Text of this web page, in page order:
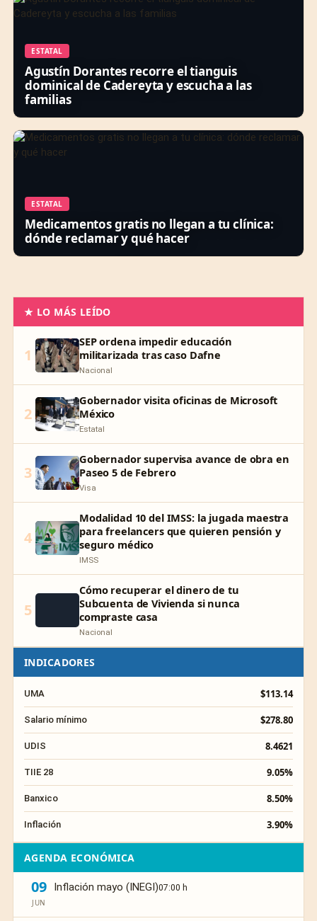
ESTATAL
Agustín Dorantes recorre el tianguis
dominical de Cadereyta y escucha a las
familias
ESTATAL
Medicamentos gratis no llegan a tu clínica:
dónde reclamar y qué hacer
★ LO MÁS LEÍDO
1
SEP ordena impedir educación
militarizada tras caso Dafne
Nacional
2
Gobernador visita oficinas de Microsoft
México
Estatal
3
Gobernador supervisa avance de obra en
Paseo 5 de Febrero
Visa
4
Modalidad 10 del IMSS: la jugada maestra
para freelancers que quieren pensión y
seguro médico
IMSS
5
Cómo recuperar el dinero de tu
Subcuenta de Vivienda si nunca
compraste casa
Nacional
INDICADORES
UMA $113.14
Salario mínimo $278.80
UDIS 8.4621
TIIE 28 9.05%
Banxico 8.50%
Inflación 3.90%
AGENDA ECONÓMICA
09
JUN
Inflación mayo (INEGI)07:00 h